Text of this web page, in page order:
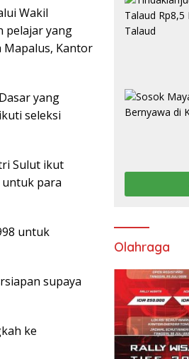
Wakil
pelajar yang
Mapalus, Kantor
yang
seleksi
Sulut ikut
para
untuk
supaya
ke
Olahraga